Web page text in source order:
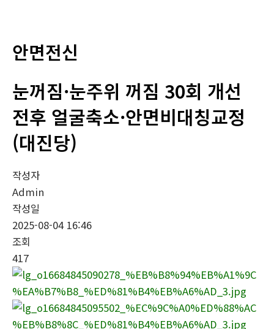
안면전신
눈꺼짐·눈주위 꺼짐 30회 개선
전후 얼굴축소·안면비대칭교정
(대진당)
작성자
Admin
작성일
2025-08-04 16:46
조회
417